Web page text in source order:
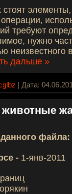
требуют
нужно
неизвестного
дальше »
| Дата:
файла:
- 1-янв-2011